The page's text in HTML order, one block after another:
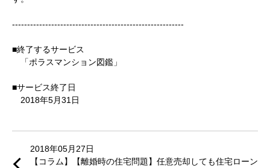
---------------------------------------------------------
■終了するサービス
「ポラスマンション図鑑」
■サービス終了日
2018年5月31日
2018年05月27日
【コラム】【離婚時の住宅問題】任意売却しても住宅ローン